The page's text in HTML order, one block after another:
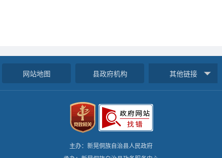
网站地图 县政府机构 其他链接
主办：新晃侗族自治县人民政府